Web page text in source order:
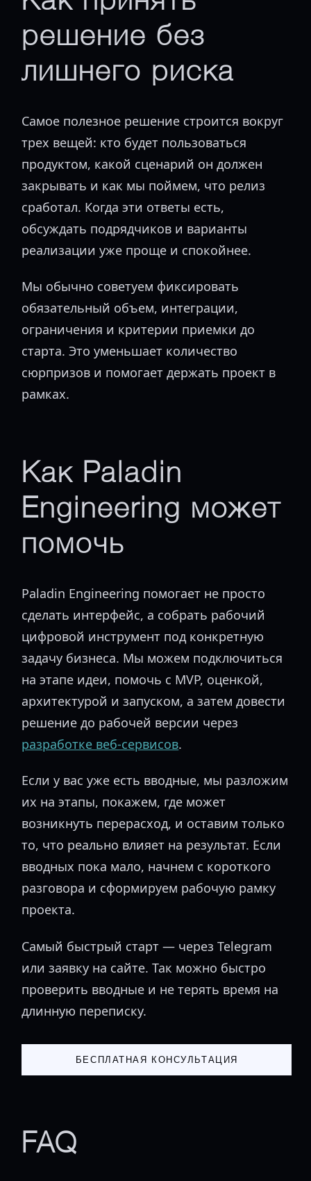
решение без
лишнего риска
Самое полезное решение строится вокруг
трех вещей: кто будет пользоваться
продуктом, какой сценарий он должен
закрывать и как мы поймем, что релиз
сработал. Когда эти ответы есть,
обсуждать подрядчиков и варианты
реализации уже проще и спокойнее.
Мы обычно советуем фиксировать
обязательный объем, интеграции,
ограничения и критерии приемки до
старта. Это уменьшает количество
сюрпризов и помогает держать проект в
рамках.
Как Paladin
Engineering может
помочь
Paladin Engineering помогает не просто
сделать интерфейс, а собрать рабочий
цифровой инструмент под конкретную
задачу бизнеса. Мы можем подключиться
на этапе идеи, помочь с MVP, оценкой,
архитектурой и запуском, а затем довести
решение до рабочей версии через
разработке веб-сервисов.
Если у вас уже есть вводные, мы разложим
их на этапы, покажем, где может
возникнуть перерасход, и оставим только
то, что реально влияет на результат. Если
вводных пока мало, начнем с короткого
разговора и сформируем рабочую рамку
проекта.
Самый быстрый старт — через Telegram
или заявку на сайте. Так можно быстро
проверить вводные и не терять время на
длинную переписку.
БЕСПЛАТНАЯ КОНСУЛЬТАЦИЯ
FAQ